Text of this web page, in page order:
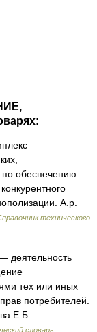
по обеспечению
А.р.
технического
деятельность
тех или иных
потребителей.
Е.Б..
словарь